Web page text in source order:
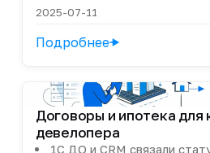
2025-07-11
Подробнее
Договоры и ипотека для
девелопера
1С ДО и CRM связали